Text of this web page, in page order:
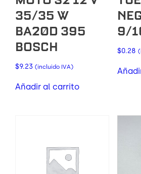
35/35 W
BA20D 395
BOSCH
$9.23 (incluido IVA)
Añadir al carrito
9/
$0.28